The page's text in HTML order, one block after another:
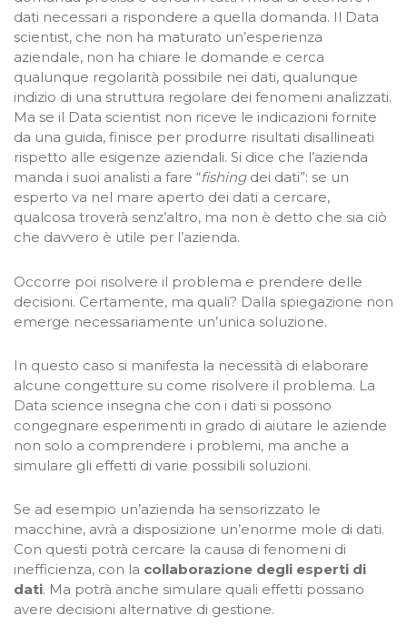
dati necessari a rispondere a quella domanda. Il Data
scientist, che non ha maturato un’esperienza
aziendale, non ha chiare le domande e cerca
qualunque regolarità possibile nei dati, qualunque
indizio di una struttura regolare dei fenomeni analizzati.
Ma se il Data scientist non riceve le indicazioni fornite
da una guida, finisce per produrre risultati disallineati
rispetto alle esigenze aziendali. Si dice che l’azienda
manda i suoi analisti a fare “fishingdei dati”: se un
esperto va nel mare aperto dei dati a cercare,
qualcosa troverà senz’altro, ma non è detto che sia ciò
che davvero è utile per l’azienda.
Occorre poi risolvere il problema e prendere delle
decisioni. Certamente, ma quali? Dalla spiegazione non
emerge necessariamente un’unica soluzione.
In questo caso si manifesta la necessità di elaborare
alcune congetture su come risolvere il problema. La
Data science insegna che con i dati si possono
congegnare esperimenti in grado di aiutare le aziende
non solo a comprendere i problemi, ma anche a
simulare gli effetti di varie possibili soluzioni.
Se ad esempio un’azienda ha sensorizzato le
macchine, avrà a disposizione un’enorme mole di dati.
Con questi potrà cercare la causa di fenomeni di
inefficienza, con la collaborazione degli esperti di
dati. Ma potrà anche simulare quali effetti possano
avere decisioni alternative di gestione.